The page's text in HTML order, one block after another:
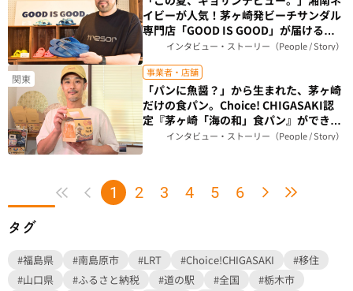
イビーが人気！茅ヶ崎発ビーチサンダル
専門店「GOOD IS GOOD」が届ける、
ビーサンのある暮らし（神奈川県）
インタビュー・ストーリー（People / Story）
関東 事業者・店舗
「パンに魚醤？」から生まれた、茅ヶ崎
だけの食パン。Choice! CHIGASAKI認
定『茅ヶ崎「海の和」食パン』ができる
まで｜Breadstudio mog（神奈川県）
インタビュー・ストーリー（People / Story）
1 2 3 4 5 6
タグ
#福島県 #南島原市 #LRT #Choice!CHIGASAKI
#移住
#山口県
#ふるさと納税 #道の駅 #全国
#栃木市